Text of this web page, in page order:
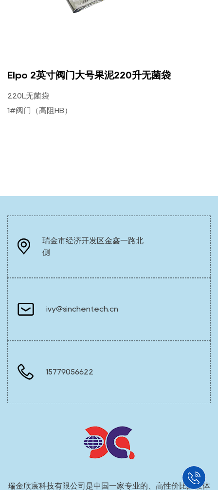
Elpo 2英寸阀门大号果泥220升无菌袋
220L无菌袋
1#阀门（高阻HB）
瑞金市经济开发区金鑫一路北
侧
ivy@sinchentech.cn
15779056622
瑞金欣宸科技有限公司是中国一家专业的、高性价比的液体